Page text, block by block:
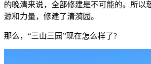
的晚清来说，全部修建是不可能的。所以
源和力量，修建了清漪园。
那么，“三山三园”现在怎么样了?